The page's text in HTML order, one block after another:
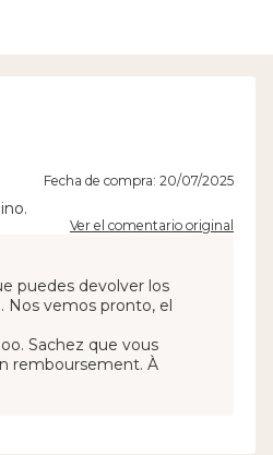
Fecha de compra: 20/07/2025
Ver el comentario original
puedes devolver los
vemos pronto, el
Sachez que vous
remboursement. À